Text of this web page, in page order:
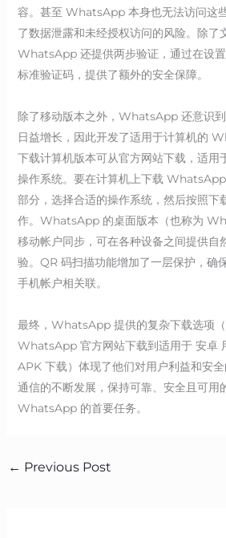
容。甚至 WhatsApp 本身也无法访问这
了数据泄露和未经授权访问的风险。除了
WhatsApp 还提供两步验证，通过在设
标准验证码，提供了额外的安全保障。
除了移动版本之外，WhatsApp 还意识
日益增长，因此开发了适用于计算机的
下载计算机版本可从官方网站下载，适
操作系统。要在计算机上下载
部分，选择合适的操作系统，然后按照下
作。WhatsApp 的桌面版本（也称为
移动帐户同步，可在各种设备之间提供自
验。QR 码扫描功能增加了一层保护，确
手机帐户相关联。
最终，WhatsApp 提供的复杂下载选项
WhatsApp 官方网站下载到适用于 安卓
APK 下载）体现了他们对用户利益和安
通信的不断发展，保持可靠、安全且可用
WhatsApp 的首要任务。
← Previous Post